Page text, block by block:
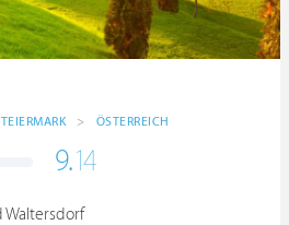
> ÖSTERREICH
9.14
Waltersdorf